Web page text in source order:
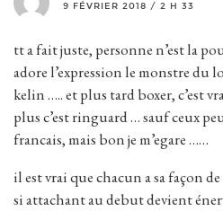
9 FÉVRIER 2018 / 2 H 33
tt a fait juste, personne n’est la
adore l’expression le monstre du
kelin ….. et plus tard boxer, c’est
plus c’est ringuard … sauf ceux
francais, mais bon je m’egare ……
il est vrai que chacun a sa façon
si attachant au debut devient